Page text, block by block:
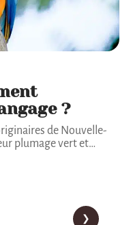
?
de Nouvelle-
plumage vert et…